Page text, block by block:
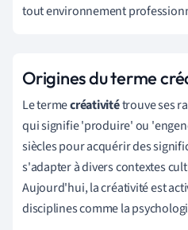
tout environnement
Origines du terme
Le termecréativitétrouve ses
qui signifie 'produire' ou
siècles pour acquérir des
s'adapter à divers contextes
Aujourd'hui, la créativité est
disciplines comme la